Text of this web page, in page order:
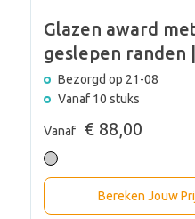
Glazen award
geslepen randen |
Summit
Bezorgd op 21-08
Vanaf 10 stuks
Vanaf € 88,00
Bereken